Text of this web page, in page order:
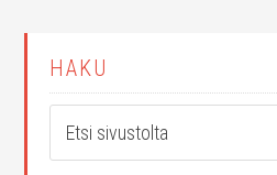
HAKU